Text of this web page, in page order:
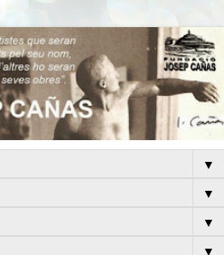
▼
▼
▼
▼